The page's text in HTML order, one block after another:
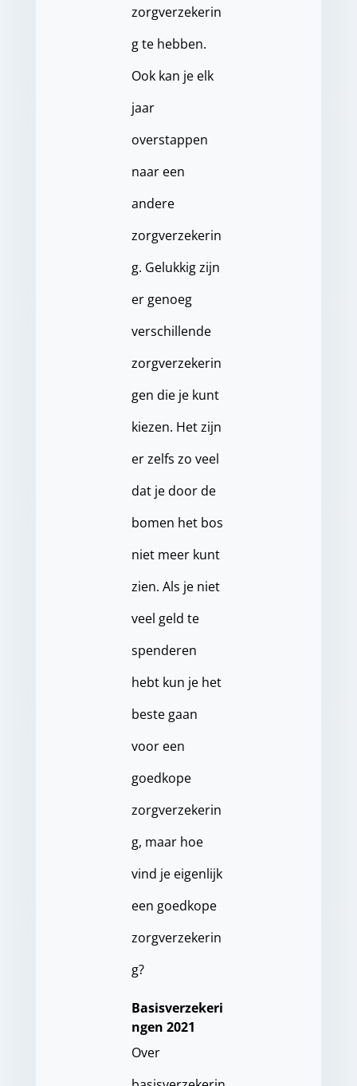
zorgverzekerin
g te hebben.
Ook kan je elk
jaar
overstappen
naar een
andere
zorgverzekerin
g. Gelukkig zijn
er genoeg
verschillende
zorgverzekerin
gen die je kunt
kiezen. Het zijn
er zelfs zo veel
dat je door de
bomen het bos
niet meer kunt
zien. Als je niet
veel geld te
spenderen
hebt kun je het
beste gaan
voor een
goedkope
zorgverzekerin
g, maar hoe
vind je eigenlijk
een goedkope
zorgverzekerin
g?
Basisverzekeri
ngen 2021
Over